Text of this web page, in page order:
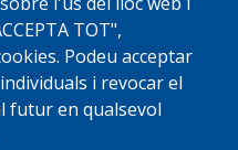
TOT",
Podeu acceptar
i revocar el
futur en qualsevol